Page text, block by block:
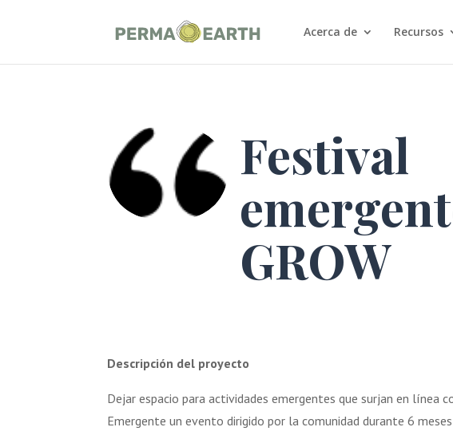
Acerca de Recursos
Festival
GROW
Descripción del proyecto
Dejar espacio para actividades emergentes que surjan en línea
Emergente un evento dirigido por la comunidad durante 6